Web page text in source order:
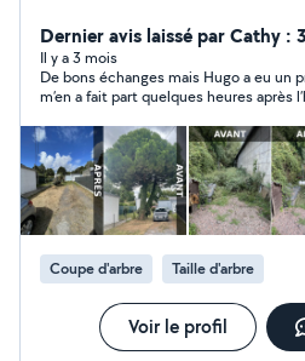
et entretien de massifs. Travail soigné Intervention
rapide Valenciennes et alentours Confiez-nous votre
jardin, on s'occupe du reste !
Dernier avis laissé par Cathy :
Il y a 3 mois
De bons échanges mais Hugo a eu un
m’en a fait part quelques heures après
Coupe d'arbre Taille d'arbre
Voir le profil